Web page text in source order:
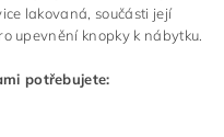
lakovaná, součásti její
upevnění knopky k nábytku.
potřebujete: